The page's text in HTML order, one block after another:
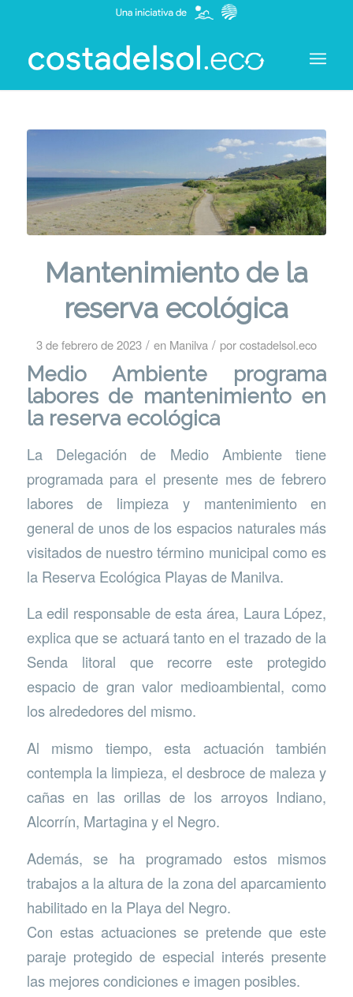
Mantenimiento de la
reserva ecológica
3 de febrero de 2023 / en Manilva / porcostadelsol.eco
Medio Ambiente programa
labores de mantenimiento en
la reserva ecológica
La Delegación de Medio Ambiente tiene
programada para el presente mes de febrero
labores de limpieza y mantenimiento en
general de unos de los espacios naturales más
visitados de nuestro término municipal como es
la Reserva Ecológica Playas de Manilva.
La edil responsable de esta área, Laura López,
explica que se actuará tanto en el trazado de la
Senda litoral que recorre este protegido
espacio de gran valor medioambiental, como
los alrededores del mismo.
Al mismo tiempo, esta actuación también
contempla la limpieza, el desbroce de maleza y
cañas en las orillas de los arroyos Indiano,
Alcorrín, Martagina y el Negro.
Además, se ha programado estos mismos
trabajos a la altura de la zona del aparcamiento
habilitado en la Playa del Negro.
Con estas actuaciones se pretende que este
paraje protegido de especial interés presente
las mejores condiciones e imagen posibles.